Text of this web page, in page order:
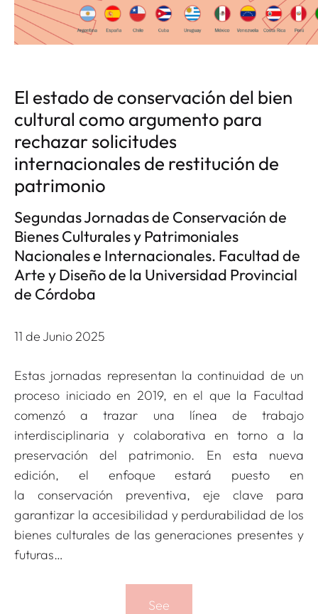
El estado de conservación del bien
cultural como argumento para
rechazar solicitudes
internacionales de restitución de
patrimonio
Segundas Jornadas de Conservación de
Bienes Culturales y Patrimoniales
Nacionales e Internacionales. Facultad de
Arte y Diseño de la Universidad Provincial
de Córdoba
11 de Junio 2025
Estas jornadas representan la continuidad de un
proceso iniciado en 2019, en el que la Facultad
comenzó a trazar una línea de trabajo
interdisciplinaria y colaborativa en torno a la
preservación del patrimonio. En esta nueva
edición, el enfoque estará puesto en
la conservación preventiva, eje clave para
garantizar la accesibilidad y perdurabilidad de los
bienes culturales de las generaciones presentes y
futuras…
See